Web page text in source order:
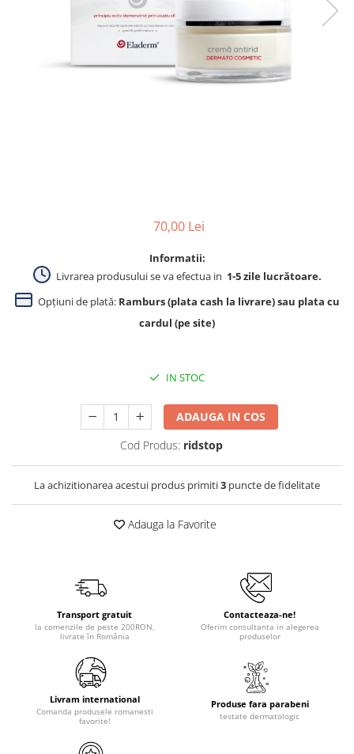
Produse pentru pete pigmentare
70,00 Lei
Informatii:
Livrarea produsului se va efectua in 1-5 zile lucrătoare.
Opțiuni de plată: Ramburs (plata cash la livrare) sau plata cu
cardul (pe site)
IN STOC
ADAUGA IN COS
Cod Produs: ridstop
La achizitionarea acestui produs primiti3 puncte de fidelitate
Adauga la Favorite
Transport gratuit
la comenzile de peste 200RON,
livrate în România
Contacteaza-ne!
Oferim consultanta in alegerea
produselor
Livram international
Comanda produsele romanesti
favorite!
Produse fara parabeni
testate dermatologic